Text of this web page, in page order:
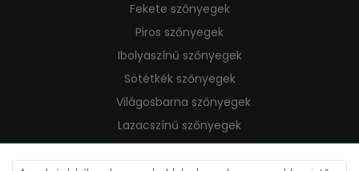
Fekete szőnyegek
Piros szőnyegek
Ibolyaszínű szőnyegek
Sötétkék szőnyegek
Világosbarna szőnyegek
Lazacszínű szőnyegek
Krémszínű szőnyegek